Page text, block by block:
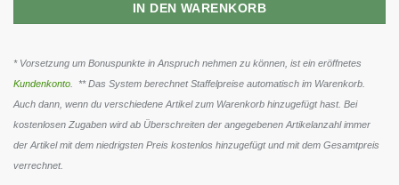
IN DEN WARENKORB
* Vorsetzung um Bonuspunkte in Anspruch nehmen zu können, ist ein eröffnetes
Kundenkonto . ** Das System berechnet Staffelpreise automatisch im Warenkorb.
Auch dann, wenn du verschiedene Artikel zum Warenkorb hinzugefügt hast. Bei
kostenlosen Zugaben wird ab Überschreiten der angegebenen Artikelanzahl immer
der Artikel mit dem niedrigsten Preis kostenlos hinzugefügt und mit dem Gesamtpreis
verrechnet.